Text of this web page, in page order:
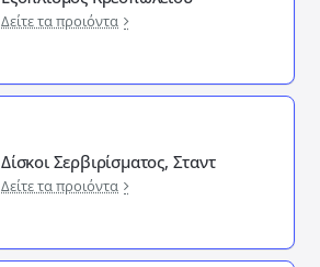
Δείτε τα προιόντα
Δίσκοι Σερβιρίσματος, Σταντ
Δείτε τα προιόντα